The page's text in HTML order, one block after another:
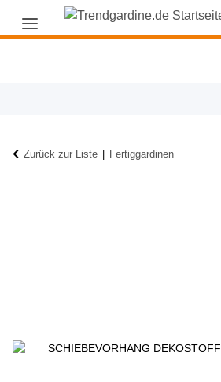
Zurück zur Liste Fertiggardinen